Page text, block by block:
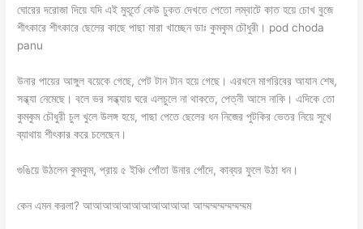
ঘোরের দরোজা দিয়ে যদি এই মুহূর্তে কেউ ঢুকত দেখতে পেতো লম্বাটে কাত হয়ে চোখ বুজে
শীৎকারে শীৎকারে ছেলের কাছে পাছা মারা খাচ্ছেন ডাঃ কুমকুম চৌধুরী। pod choda
panu
উনার পায়ের আঙ্গুল বয়েকে গেছে, পেট টান টান হয়ে গেছে। এরখনে মাগরিবের আযান শেষ,
সন্ধ্যা নেমেছে। বলে ভর সন্ধ্যায় ঘরে এলচুলে না থাকতে, পেত্নী আসে নাকি। এদিকে তো
কুমকুম চৌধুরী চুল খুলে উলঙ্গ হয়ে, পাছা পেতে ছেলের ধন নিজের পুটকির ভেতর নিয়ে সুখে
ব্যাথায় শীৎকার করে চলেছেন।
গুঙিয়ে উঠলেন কুমকুম, প্রায় ৫ ইঞ্চি পোঁতা উনার পোঁদে, কাব্যর ফুলে উঠা ধন।
কেন এমন করলা? আআআআআআআআআআআ আম্মম্মম্মম্মম্মম্মম